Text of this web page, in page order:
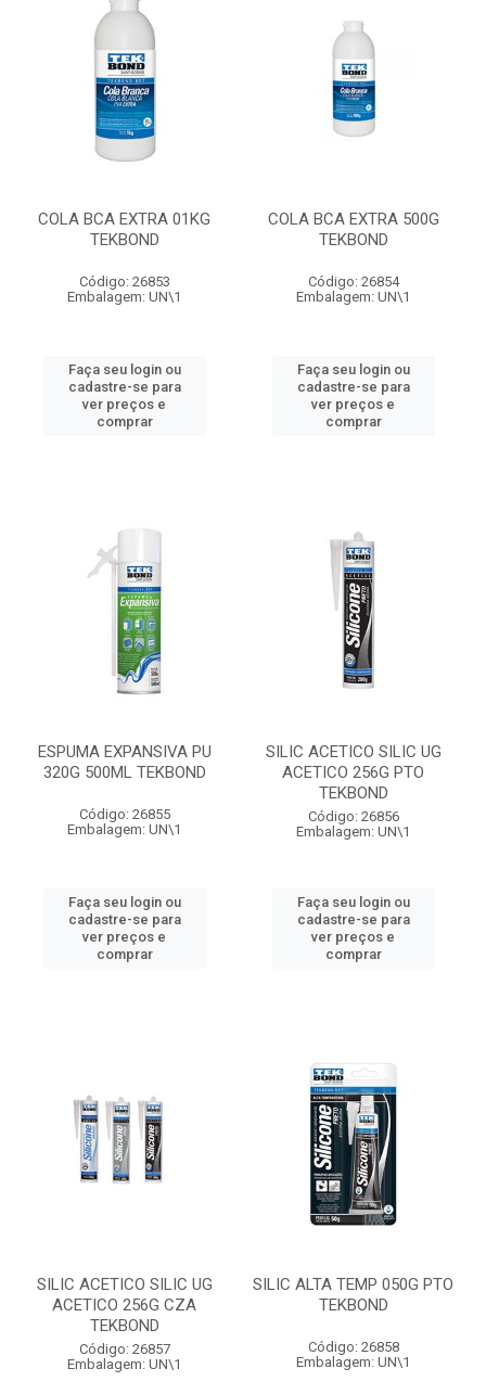
COLA BCA EXTRA 01KG
TEKBOND
Código: 26853
Embalagem: UN\1
Faça seu login ou
cadastre-se para
ver preços e
comprar
COLA BCA EXTRA 500G
TEKBOND
Código: 26854
Embalagem: UN\1
Faça seu login ou
cadastre-se para
ver preços e
comprar
ESPUMA EXPANSIVA PU
320G 500ML TEKBOND
Código: 26855
Embalagem: UN\1
Faça seu login ou
cadastre-se para
ver preços e
comprar
SILIC ACETICO SILIC UG
ACETICO 256G PTO
TEKBOND
Código: 26856
Embalagem: UN\1
Faça seu login ou
cadastre-se para
ver preços e
comprar
SILIC ACETICO SILIC UG
ACETICO 256G CZA
TEKBOND
Código: 26857
Embalagem: UN\1
SILIC ALTA TEMP 050G PTO
TEKBOND
Código: 26858
Embalagem: UN\1